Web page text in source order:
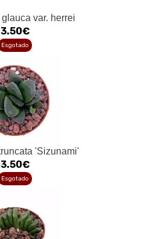
var. herrei
3.50€
Esgotado
'Sizunami'
3.50€
Esgotado